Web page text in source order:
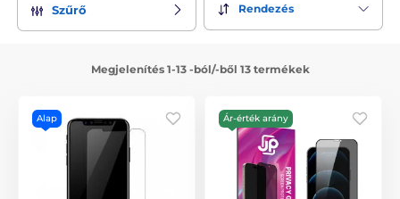
Szűrő Rendezés
Megjelenítés 1-13 -ból/-ből 13 termékek
Alap Ár-érték arány